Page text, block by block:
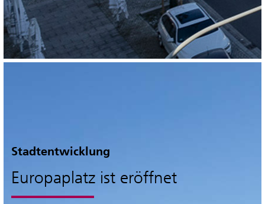
Stadtentwicklung
Europaplatz ist eröffnet